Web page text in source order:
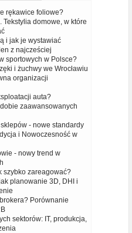
rękawice foliowe?
domowe, w które
i jak je wystawiać
z najcześciej
sportowych w Polsce?
i żuchwy we Wrocławiu
organizacji
auta?
zaawansowanych
- nowe standardy
i Nowoczesność w
- nowy trend w
szybko zareagować?
planowanie 3D, DHI i
Porównanie
sektorów: IT, produkcja,